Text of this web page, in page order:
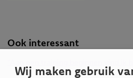
Ook interessant
Wij maken gebruik